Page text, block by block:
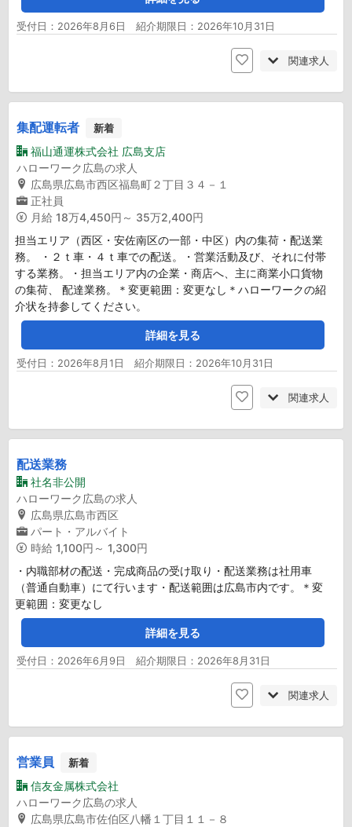
受付日：2026年8月6日 紹介期限日：2026年10月31日
関連求人
集配運転者 新着
福山通運株式会社 広島支店
ハローワーク広島の求人
広島県広島市西区福島町２丁目３４－１
正社員
月給 18万4,450円～ 35万2,400円
担当エリア（西区・安佐南区の一部・中区）内の集荷・配送業
務。 ・２ｔ車・４ｔ車での配送。・営業活動及び、それに付帯
する業務。・担当エリア内の企業・商店へ、主に商業小口貨物
の集荷、 配達業務。＊変更範囲：変更なし＊ハローワークの紹
介状を持参してください。
詳細を見る
受付日：2026年8月1日 紹介期限日：2026年10月31日
関連求人
配送業務
社名非公開
ハローワーク広島の求人
広島県広島市西区
パート・アルバイト
時給 1,100円～ 1,300円
・内職部材の配送・完成商品の受け取り・配送業務は社用車
（普通自動車）にて行います・配送範囲は広島市内です。＊変
更範囲：変更なし
詳細を見る
受付日：2026年6月9日 紹介期限日：2026年8月31日
関連求人
営業員 新着
信友金属株式会社
ハローワーク広島の求人
広島県広島市佐伯区八幡１丁目１１－８